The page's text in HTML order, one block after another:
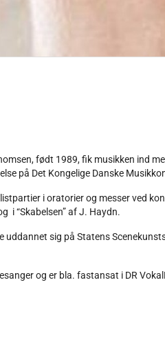
født 1989, fik musikken ind
på Det Kongelige Danske
i oratorier og messer ved
i “Skabelsen” af J. Haydn.
sig på Statens
og er bla. fastansat i DR